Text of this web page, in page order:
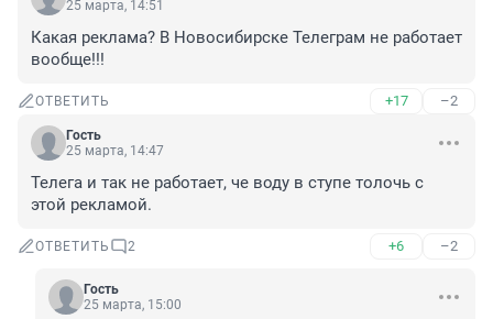
25 марта, 14:51
Какая реклама? В Новосибирске Телеграм не работает
вообще!!!
ОТВЕТИТЬ +17 –2
Гость
25 марта, 14:47
Телега и так не работает, че воду в ступе толочь с
этой рекламой.
ОТВЕТИТЬ 2 +6 –2
Гость
25 марта, 15:00